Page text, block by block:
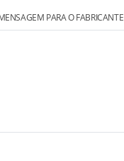
PARA O FABRICANTE